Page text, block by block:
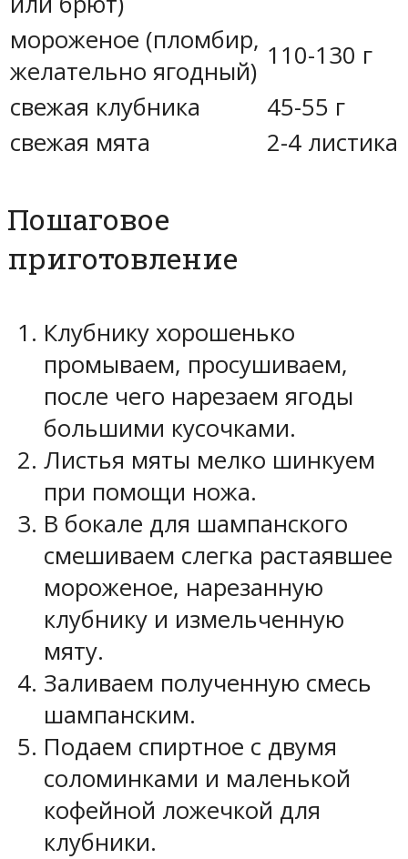
мороженое (пломбир,
желательно ягодный)
110-130 г
свежая клубника
45-55 г
свежая мята
2-4 листика
Пошаговое
приготовление
Клубнику хорошенько
промываем, просушиваем,
после чего нарезаем ягоды
большими кусочками.
Листья мяты мелко шинкуем
при помощи ножа.
В бокале для шампанского
смешиваем слегка растаявшее
мороженое, нарезанную
клубнику и измельченную
мяту.
Заливаем полученную смесь
шампанским.
Подаем спиртное с двумя
соломинками и маленькой
кофейной ложечкой для
клубники.